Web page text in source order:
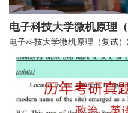
电子科技大学微机原理
电子科技大学微机原理（复试